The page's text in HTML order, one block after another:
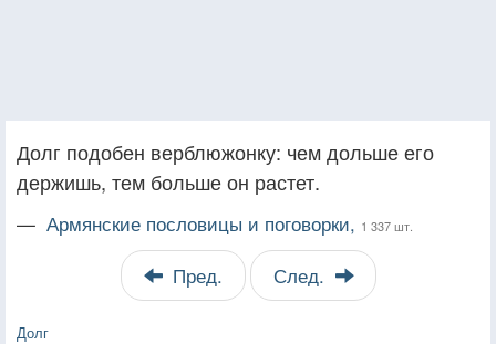
Долг подобен верблюжонку: чем дольше его
держишь, тем больше он растет.
— Армянские пословицы и поговорки, 1 337 шт.
Пред. След.
Долг